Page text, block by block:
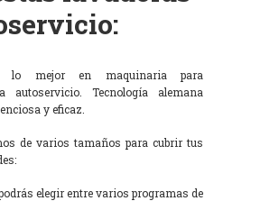
lo mejor en maquinaria para
autoservicio. Tecnología alemana
y eficaz.
de varios tamaños para cubrir tus
elegir entre varios programas de